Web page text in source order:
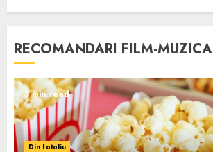
RECOMANDARI FILM-MUZICA
3 min read
Din fotoliu